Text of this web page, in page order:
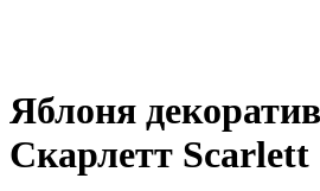
Яблоня
Скарлетт Scarlett